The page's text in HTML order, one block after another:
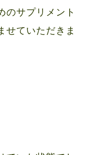
のサプリメント
せていただきま